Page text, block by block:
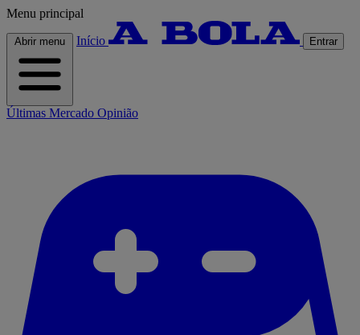
Menu principal
Abrir menu Início Entrar
Últimas Mercado Opinião